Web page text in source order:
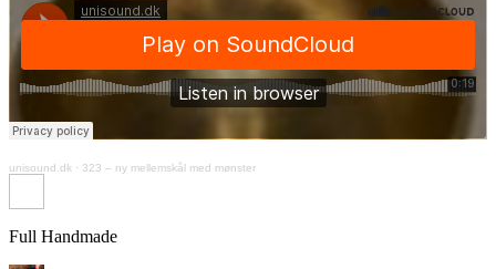
unisound.dk · 323 – ny mellemskål med mønster
Full Handmade